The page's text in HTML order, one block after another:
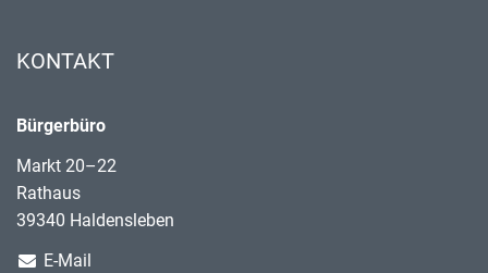
KONTAKT
Bürgerbüro
Markt 20–22
Rathaus
39340 Haldensleben
E-Mail